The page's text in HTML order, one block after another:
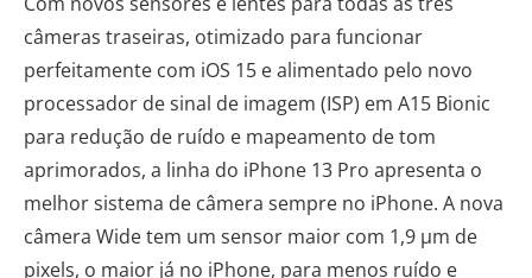
câmeras traseiras, otimizado para funcionar
perfeitamente com iOS 15 e alimentado pelo novo
processador de sinal de imagem (ISP) em A15 Bionic
para redução de ruído e mapeamento de tom
aprimorados, a linha do iPhone 13 Pro apresenta o
melhor sistema de câmera sempre no iPhone. A nova
câmera Wide tem um sensor maior com 1,9 µm de
pixels, o maior já no iPhone, para menos ruído e